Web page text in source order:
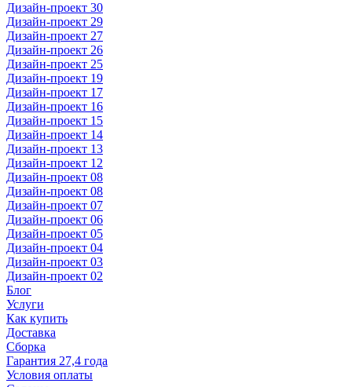
Дизайн-проект 30
Дизайн-проект 29
Дизайн-проект 27
Дизайн-проект 26
Дизайн-проект 25
Дизайн-проект 19
Дизайн-проект 17
Дизайн-проект 16
Дизайн-проект 15
Дизайн-проект 14
Дизайн-проект 13
Дизайн-проект 12
Дизайн-проект 08
Дизайн-проект 08
Дизайн-проект 07
Дизайн-проект 06
Дизайн-проект 05
Дизайн-проект 04
Дизайн-проект 03
Дизайн-проект 02
Блог
Услуги
Как купить
Доставка
Сборка
Гарантия 27,4 года
Условия оплаты